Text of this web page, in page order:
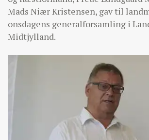
Mads Niær Kristensen, gav til
onsdagens generalforsamling i
Midtjylland.